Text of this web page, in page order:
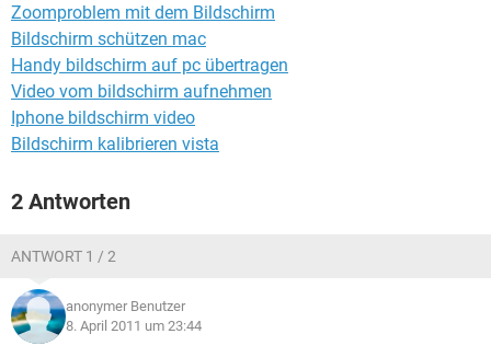
Zoomproblem mit dem Bildschirm
Bildschirm schützen mac
Handy bildschirm auf pc übertragen
Video vom bildschirm aufnehmen
Iphone bildschirm video
Bildschirm kalibrieren vista
2 Antworten
ANTWORT 1 / 2
anonymer Benutzer
8. April 2011 um 23:44